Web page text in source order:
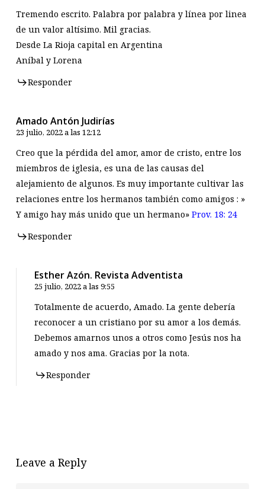
Tremendo escrito. Palabra por palabra y línea por linea
de un valor altísimo. Mil gracias.
Desde La Rioja capital en Argentina
Aníbal y Lorena
Responder
Amado Antón Judirías
23 julio, 2022 a las 12:12
Creo que la pérdida del amor, amor de cristo, entre los
miembros de iglesia, es una de las causas del
alejamiento de algunos. Es muy importante cultivar las
relaciones entre los hermanos también como amigos : »
Y amigo hay más unido que un hermano» Prov. 18: 24
Responder
Esther Azón. Revista Adventista
25 julio, 2022 a las 9:55
Totalmente de acuerdo, Amado. La gente debería
reconocer a un cristiano por su amor a los demás.
Debemos amarnos unos a otros como Jesús nos ha
amado y nos ama. Gracias por la nota.
Responder
Leave a Reply